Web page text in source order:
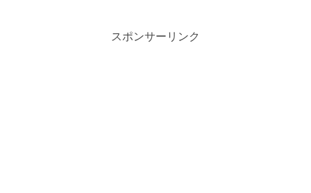
スポンサーリンク